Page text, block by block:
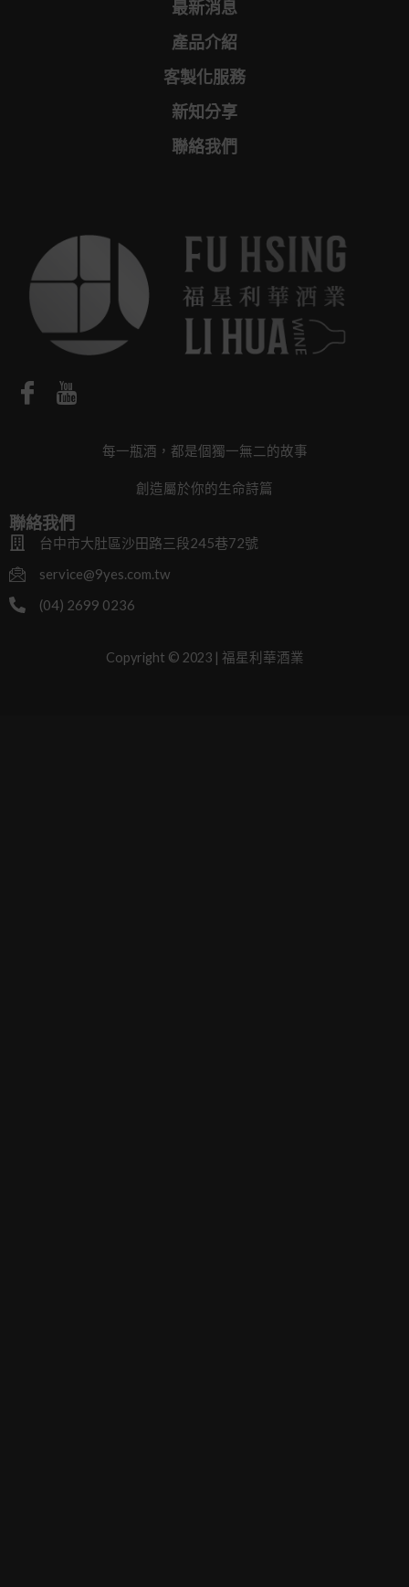
最新消息
產品介紹
客製化服務
新知分享
聯絡我們
每一瓶酒，都是個獨一無二的故事
創造屬於你的生命詩篇
聯絡我們
台中市大肚區沙田路三段245巷72號
service@9yes.com.tw
(04) 2699 0236
Copyright © 2023 | 福星利華酒業